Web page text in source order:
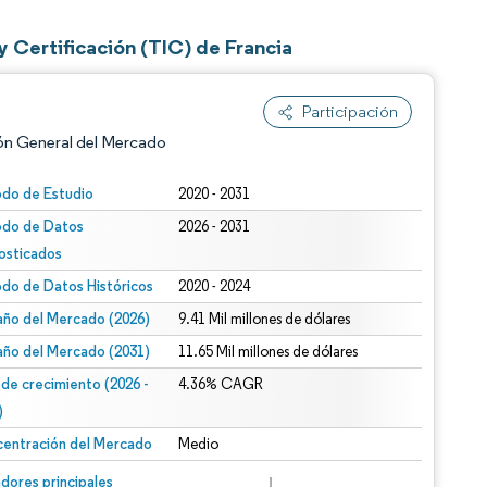
Certificación (TIC) de Francia
Participación
General del Mercado
de Estudio 2020 - 2031
de Datos
2026 - 2031
de Datos Históricos 2020 - 2024
del Mercado (2026) 9.41 Mil millones de dólares
del Mercado (2031) 11.65 Mil millones de dólares
de crecimiento (2026 -
4.36% CAGR
del Mercado Medio
principales
© Mordor Intelligence. El uso requiere atribución según CC BY 4.0.
CC BY 4.0.